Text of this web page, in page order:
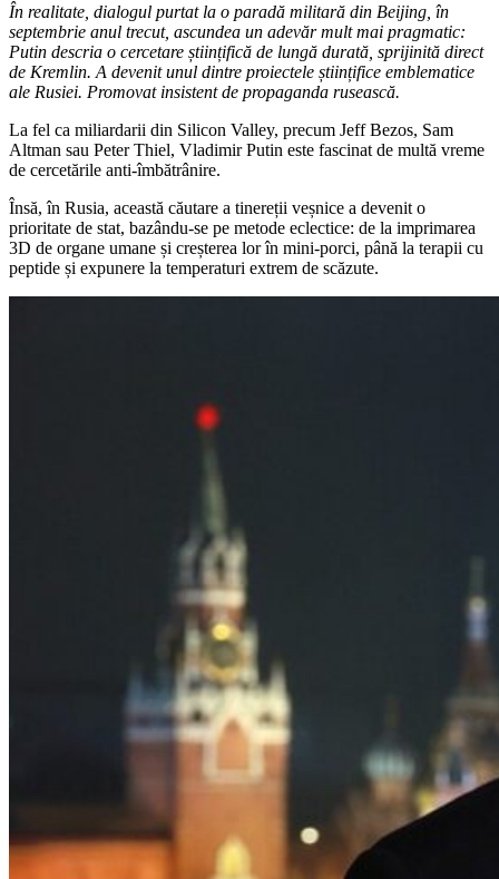
În realitate, dialogul purtat la o paradă militară din Beijing, în
septembrie anul trecut, ascundea un adevăr mult mai pragmatic:
Putin descria o cercetare științifică de lungă durată, sprijinită direct
de Kremlin. A devenit unul dintre proiectele științifice emblematice
ale Rusiei. Promovat insistent de propaganda rusească.
La fel ca miliardarii din Silicon Valley, precum Jeff Bezos, Sam
Altman sau Peter Thiel, Vladimir Putin este fascinat de multă vreme
de cercetările anti-îmbătrânire.
Însă, în Rusia, această căutare a tinereții veșnice a devenit o
prioritate de stat, bazându-se pe metode eclectice: de la imprimarea
3D de organe umane și creșterea lor în mini-porci, până la terapii cu
peptide și expunere la temperaturi extrem de scăzute.